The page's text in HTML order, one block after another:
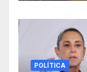
POLÍTICA